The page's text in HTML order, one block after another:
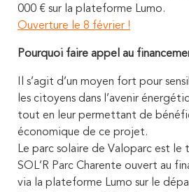
000 € sur la plateforme Lumo.
Ouverture le 8 février !
Pourquoi faire appel au
Il s’agit d’un moyen fort pour
les citoyens dans l’avenir
tout en leur permettant de
économique de ce projet.
Le parc solaire de Valoparc est
SOL’R Parc Charente ouvert au
via la plateforme Lumo sur le